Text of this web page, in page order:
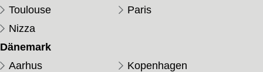
Toulouse
Paris
Nizza
Dänemark
Aarhus
Kopenhagen